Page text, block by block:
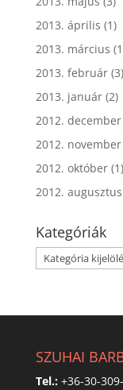
2013. április (1)
2013. március
2013. február(3)
2013. január(2)
2012. december
2012. november
2012. október(1)
2012. augusztus
Kategóriák
Kategóriák
SZUHAI
Tel.: +36-30-